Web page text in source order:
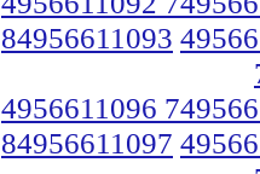
84956611093
4956611096
84956611097